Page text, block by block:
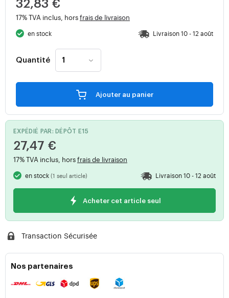
32,83 €
17% TVA inclus, horsfrais de livraison
en stock Livraison 10 - 12 août
Quantité
Ajouter au panier
EXPÉDIÉ PAR: DÉPÔT E15
27,47 €
17% TVA inclus, horsfrais de livraison
en stock(1 seul article) Livraison 10 - 12 août
Acheter cet article seul
Transaction Sécurisée
Nos partenaires